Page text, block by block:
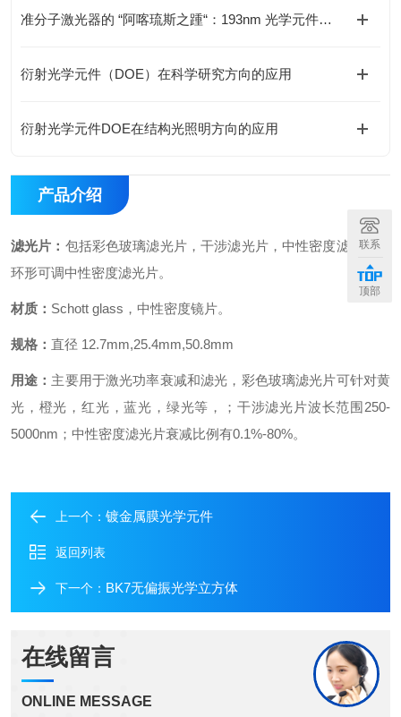
准分子激光器的 “阿喀琉斯之踵“：193nm 光学元件损伤瓶颈如何破解？
衍射光学元件（DOE）在科学研究方向的应用
衍射光学元件DOE在结构光照明方向的应用
产品介绍
滤光片： 包括彩色玻璃滤光片，干涉滤光片，中性密度滤光片，
环形可调中性密度滤光片。
材质： Schott glass，中性密度镜片。
规格： 直径 12.7mm,25.4mm,50.8mm
用途： 主要用于激光功率衰减和滤光，彩色玻璃滤光片可针对黄
光，橙光，红光，蓝光，绿光等，；干涉滤光片波长范围250-
5000nm；中性密度滤光片衰减比例有0.1%-80%。
上一个： 镀金属膜光学元件
返回列表
下一个： BK7无偏振光学立方体
在线留言
ONLINE MESSAGE
联系
顶部